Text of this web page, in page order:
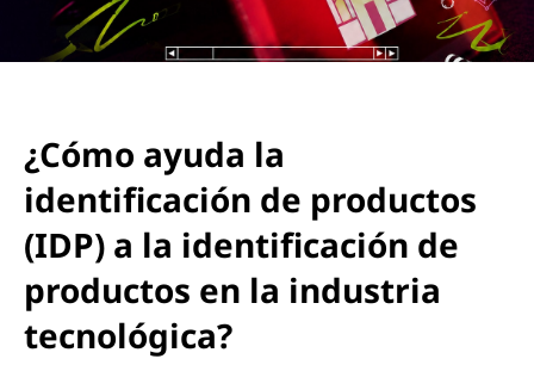
¿Cómo ayuda la
identificación de productos
(IDP) a la identificación de
productos en la industria
tecnológica?